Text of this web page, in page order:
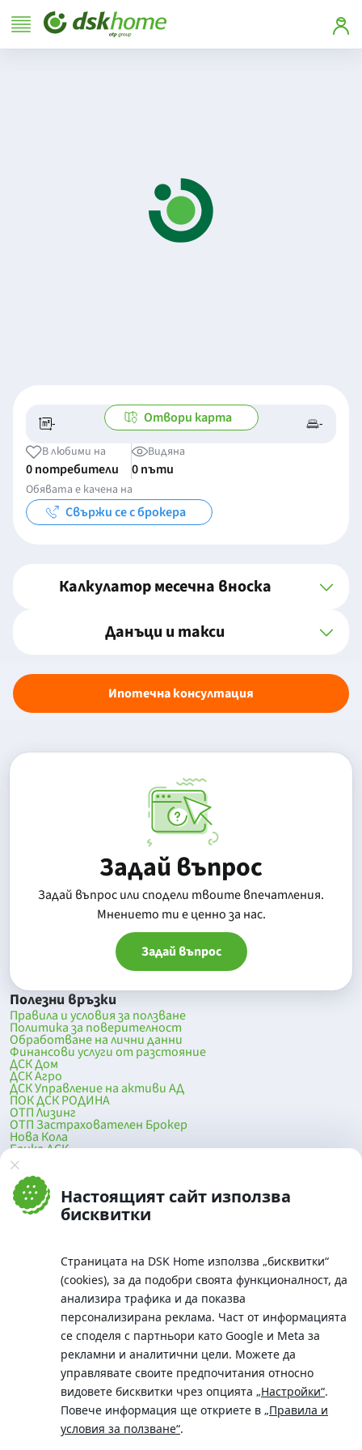
Настоящият сайт използва
бисквитки
Страницата на DSK Home използва „бисквитки“
(cookies), за да подобри своята функционалност, да
анализира трафика и да показва
персонализирана реклама. Част от информацията
се споделя с партньори като Google и Meta за
рекламни и аналитични цели. Можете да
управлявате своите предпочитания относно
видовете бисквитки чрез опцията „Настройки“.
Повече информация ще откриете в „Правила и
условия за ползване“.
- -/- -
Отвори карта
В любими на
0 потребители
Видяна
0 пъти
Обявата е качена на
Свържи се с брокера
Калкулатор месечна вноска
Данъци и такси
Ипотечна консултация
Задай въпрос
Задай въпрос или сподели твоите впечатления.
Mнението ти е ценно за нас.
Задай въпрос
Полезни връзки
Правила и условия за ползване
Политика за поверителност
Обработване на лични данни
Финансови услуги от разстояние
ДСК Дом
ДСК Агро
ДСК Управление на активи АД
ПОК ДСК РОДИНА
ОТП Лизинг
ОТП Застрахователен Брокер
Нова Кола
Банка ДСК
DSK Mobile
Оферти за продажба от Банка ДСК
Клонова мрежа и банкомати
До началото на страницата
Телефон:
0700 10 375 / *2375
Московска No.19 / ул. Г. Бенковски No. 5, София 1036
SWIFT/BIC: